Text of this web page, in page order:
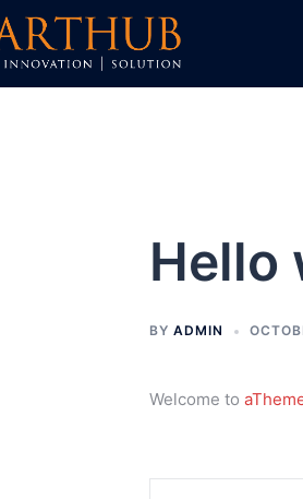
Hello
BY ADMIN
Welcome to